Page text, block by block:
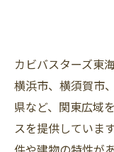
カビバスターズ東
横浜市、横須賀市
県など、関東広域
スを提供していま